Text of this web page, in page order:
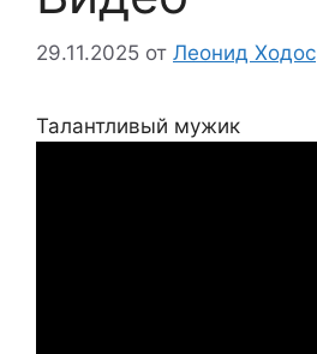
29.11.2025 от Леонид Ходос
Талантливый мужик